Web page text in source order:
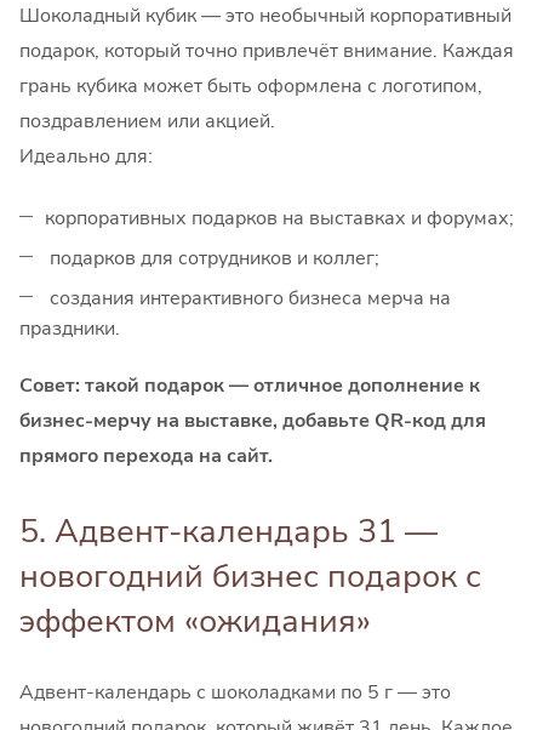
Шоколадный кубик — это необычный корпоративный
подарок, который точно привлечёт внимание. Каждая
грань кубика может быть оформлена с логотипом,
поздравлением или акцией.
Идеально для:
корпоративных подарков на выставках и форумах;
подарков для сотрудников и коллег;
создания интерактивного бизнеса мерча на
праздники.
Совет: такой подарок — отличное дополнение к
бизнес-мерчу на выставке, добавьте QR-код для
прямого перехода на сайт.
5. Адвент-календарь 31 —
новогодний бизнес подарок с
эффектом «ожидания»
Адвент-календарь с шоколадками по 5 г — это